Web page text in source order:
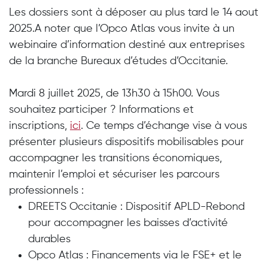
Les dossiers sont à déposer au plus tard le 14 aout
2025.A noter que l’Opco Atlas vous invite à un
webinaire d’information destiné aux entreprises
de la branche Bureaux d’études d’Occitanie.
Mardi 8 juillet 2025, de 13h30 à 15h00. Vous
souhaitez participer ? Informations et
inscriptions, ici. Ce temps d’échange vise à vous
présenter plusieurs dispositifs mobilisables pour
accompagner les transitions économiques,
maintenir l’emploi et sécuriser les parcours
professionnels :
DREETS Occitanie : Dispositif APLD-Rebond
pour accompagner les baisses d’activité
durables
Opco Atlas : Financements via le FSE+ et le